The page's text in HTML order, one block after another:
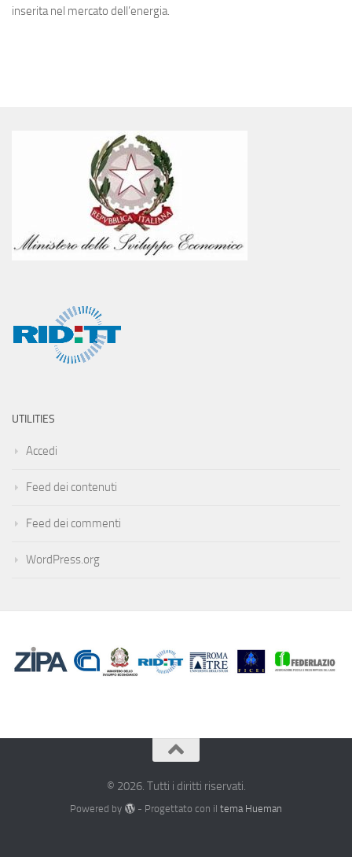
inserita nel mercato dell’energia.
UTILITIES
Accedi
Feed dei contenuti
Feed dei commenti
WordPress.org
© 2026. Tutti i diritti riservati.
Powered by - Progettato con il tema Hueman